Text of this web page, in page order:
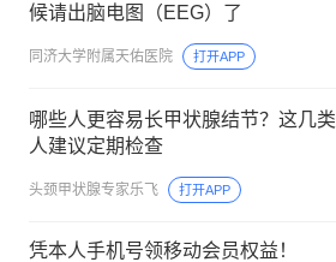
候请出脑电图（EEG）了
同济大学附属天佑医院 打开APP
哪些人更容易长甲状腺结节？这几类
人建议定期检查
头颈甲状腺专家乐飞 打开APP
凭本人手机号领移动会员权益！